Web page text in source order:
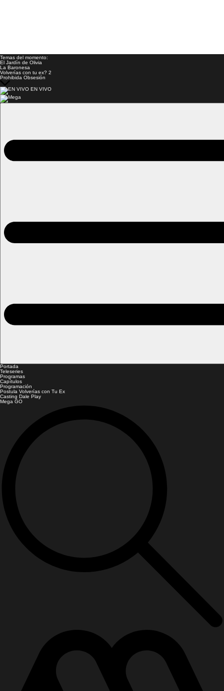
Temas del momento:
El Jardín de Olivia
La Baronesa
Volverías con tu ex? 2
Prohibida Obsesión
EN VIVO
Portada
Teleseries
Programas
Capítulos
Programación
Postula Volverías con Tu Ex
Casting Dale Play
Mega GO